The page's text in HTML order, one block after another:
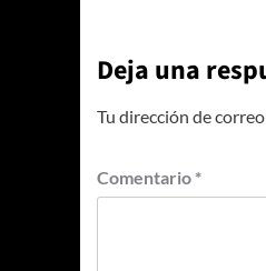
Deja una
Tu dirección de
Comentario *